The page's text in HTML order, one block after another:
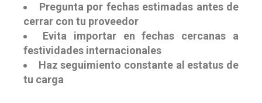
Pregunta por fechas estimadas antes de
cerrar con tu proveedor
Evita importar en fechas cercanas a
festividades internacionales
Haz seguimiento constante al estatus de
tu carga